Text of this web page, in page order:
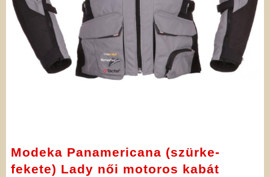
Modeka Panamericana (szürke-
fekete) Lady női motoros kabát